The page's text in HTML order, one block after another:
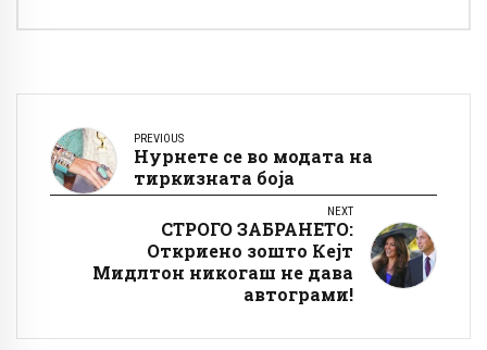
PREVIOUS
Нурнете се во модата на
тиркизната боја
NEXT
СТРОГО ЗАБРАНЕТО:
Откриено зошто Кејт
Мидлтон никогаш не дава
автограми!